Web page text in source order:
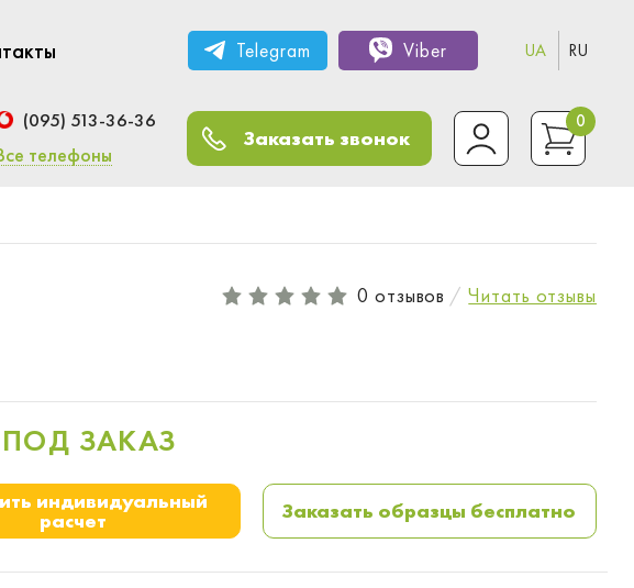
Telegram Viber UA RU
(095) 513-36-36
телефоны
Заказать звонок
0
0 отзывов Читать отзывы
ПОД ЗАКАЗ
индивидуальный
расчет Заказать образцы бесплатно